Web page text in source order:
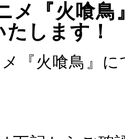
メ『火喰鳥
たします！
『火喰鳥』